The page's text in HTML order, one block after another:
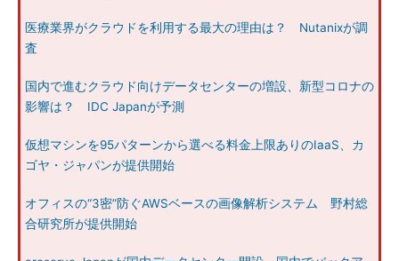
医療業界がクラウドを利用する最大の理由は？ Nutanixが調
査
国内で進むクラウド向けデータセンターの増設、新型コロナの
影響は？ IDC Japanが予測
仮想マシンを95パターンから選べる料金上限ありのIaaS、カ
ゴヤ・ジャパンが提供開始
オフィスの“3密”防ぐAWSベースの画像解析システム 野村総
合研究所が提供開始